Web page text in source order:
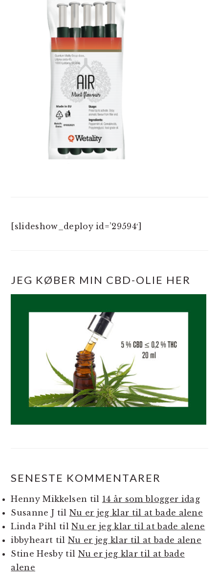
[slideshow_deploy id=’29594′]
JEG KØBER MIN CBD-OLIE HER
SENESTE KOMMENTARER
Henny Mikkelsen til 14 år som blogger idag
Susanne J til Nu er jeg klar til at bade alene
Linda Pihl tilNu er jeg klar til at bade alene
ibbyheart til Nu er jeg klar til at bade alene
Stine Hesbytil Nu er jeg klar til at bade
alene